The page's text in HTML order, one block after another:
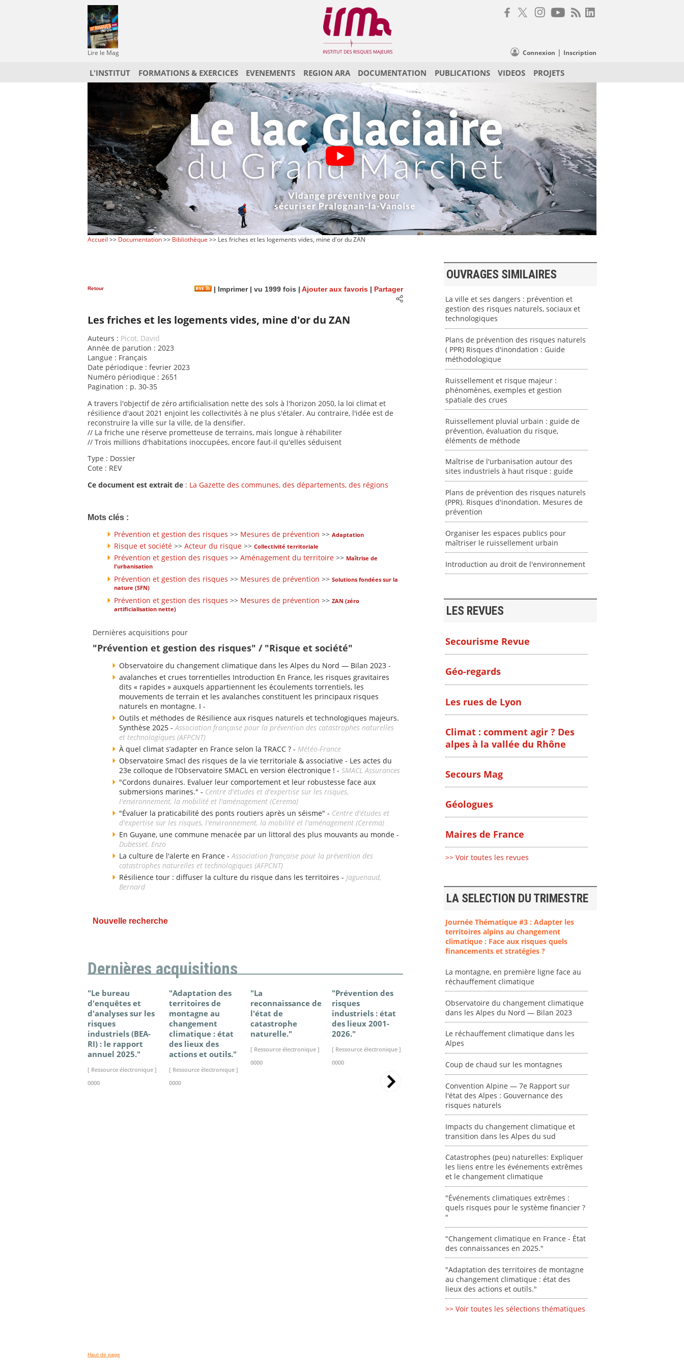
Lire le Mag Connexion | Inscription
L'INSTITUT FORMATIONS & EXERCICES EVENEMENTS REGION ARA DOCUMENTATION PUBLICATIONS VIDEOS PROJETS
Accueil >> Documentation>> Bibliothèque >> Les friches et les logements vides, mine d'or du ZAN
Retour Imprimer| vu 1999 fois | Ajouter aux favoris Partager
Les friches et les logements vides, mine d'or du ZAN
Auteurs : Picot, David
Année de parution : 2023
Langue : Français
Date périodique : fevrier 2023
Numéro périodique : 2651
Pagination : p. 30-35
A travers l'objectif de zéro artificialisation nette des sols à l'horizon 2050, la loi climat et
résilience d'aout 2021 enjoint les collectivités à ne plus s'étaler. Au contraire, l'idée est de
reconstruire la ville sur la ville, de la densifier.
// La friche une réserve prometteuse de terrains, mais longue à réhabiliter
// Trois millions d'habitations inoccupées, encore faut-il qu'elles séduisent
Type : Dossier
Cote : REV
Ce document est extrait de : La Gazette des communes, des départements, des régions
Mots clés :
Prévention et gestion des risques >> Mesures de prévention >> Adaptation
Risque et société >> Acteur du risque >> Collectivité territoriale
Prévention et gestion des risques >> Aménagement du territoire >> Maîtrise de
l'urbanisation
Prévention et gestion des risques >> Mesures de prévention >> Solutions fondées sur la
nature (SFN)
Prévention et gestion des risques >> Mesures de prévention >> ZAN (zéro
artificialisation nette)
Dernières acquisitions pour
"Prévention et gestion des risques" / "Risque et société"
Observatoire du changement climatique dans les Alpes du Nord — Bilan 2023 -
avalanches et crues torrentielles Introduction En France, les risques gravitaires
dits « rapides » auxquels appartiennent les écoulements torrentiels, les
mouvements de terrain et les avalanches constituent les principaux risques
naturels en montagne. I -
Outils et méthodes de Résilience aux risques naturels et technologiques majeurs.
Synthèse 2025 -Association française pour la prévention des catastrophes naturelles
et technologiques (AFPCNT)
À quel climat s’adapter en France selon la TRACC ? - Météo-France
Observatoire Smacl des risques de la vie territoriale & associative - Les actes du
23e colloque de l’Observatoire SMACL en version électronique ! - SMACL Assurances
"Cordons dunaires. Evaluer leur comportement et leur robustesse face aux
submersions marines." - Centre d'études et d'expertise sur les risques,
l'environnement, la mobilité et l'aménagement (Cerema)
"Évaluer la praticabilité des ponts routiers après un séisme" - Centre d'études et
d'expertise sur les risques, l'environnement, la mobilité et l'aménagement (Cerema)
En Guyane, une commune menacée par un littoral des plus mouvants au monde -
Dubesset, Enzo
La culture de l'alerte en France -Association française pour la prévention des
catastrophes naturelles et technologiques (AFPCNT)
Résilience tour : diffuser la culture du risque dans les territoires - Jaguenaud,
Bernard
Nouvelle recherche
Dernières acquisitions
"Le bureau
d'enquêtes et
d'analyses sur les
risques
industriels (BEA-
RI) : le rapport
annuel 2025."
[ Ressource électronique ]
0000
"Adaptation des
territoires de
montagne au
changement
climatique : état
des lieux des
actions et outils."
[ Ressource électronique ]
0000
"La
reconnaissance de
l'état de
catastrophe
naturelle."
[ Ressource électronique ]
0000
"Prévention des
risques
industriels : état
des lieux 2001-
2026."
[ Ressource électronique ]
0000
"Changement
climatique en
France - État des
connaissances en
[ Ressource électronique ]
"Plan ministériel
de gestion des
vagues de
chaleur."
[ Ressource électronique ]
0000
"Événements
climatiques
risques pour le
OUVRAGES SIMILAIRES
La ville et ses dangers : prévention et
gestion des risques naturels, sociaux et
technologiques
Plans de prévention des risques naturels
( PPR) Risques d'inondation : Guide
méthodologique
Ruissellement et risque majeur :
phénomènes, exemples et gestion
spatiale des crues
Ruissellement pluvial urbain : guide de
prévention, évaluation du risque,
éléments de méthode
Maîtrise de l'urbanisation autour des
sites industriels à haut risque : guide
Plans de prévention des risques naturels
(PPR). Risques d'inondation. Mesures de
prévention
Organiser les espaces publics pour
maîtriser le ruissellement urbain
Introduction au droit de l'environnement
LES REVUES
Secourisme Revue
Géo-regards
Les rues de Lyon
Climat : comment agir ? Des
alpes à la vallée du Rhône
Secours Mag
Géologues
Maires de France
>> Voir toutes les revues
LA SELECTION DU TRIMESTRE
Journée Thématique #3 : Adapter les
territoires alpins au changement
climatique : Face aux risques quels
financements et stratégies ?
La montagne, en première ligne face au
réchauffement climatique
Observatoire du changement climatique
dans les Alpes du Nord — Bilan 2023
Le réchauffement climatique dans les
Alpes
Coup de chaud sur les montagnes
Convention Alpine — 7e Rapport sur
l'état des Alpes : Gouvernance des
risques naturels
Impacts du changement climatique et
transition dans les Alpes du sud
Catastrophes (peu) naturelles: Expliquer
les liens entre les événements extrêmes
et le changement climatique
"Événements climatiques extrêmes :
quels risques pour le système financier ?
"
"Changement climatique en France - État
des connaissances en 2025."
"Adaptation des territoires de montagne
au changement climatique : état des
lieux des actions et outils."
>> Voir toutes les sélections thématiques
Haut de page